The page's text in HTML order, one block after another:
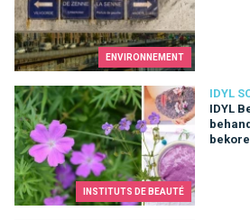
ENVIRONNEMENT
INSTITUTS DE BEAUTÉ
IDYL
IDYL
IDYL Beauty voor behandelingen